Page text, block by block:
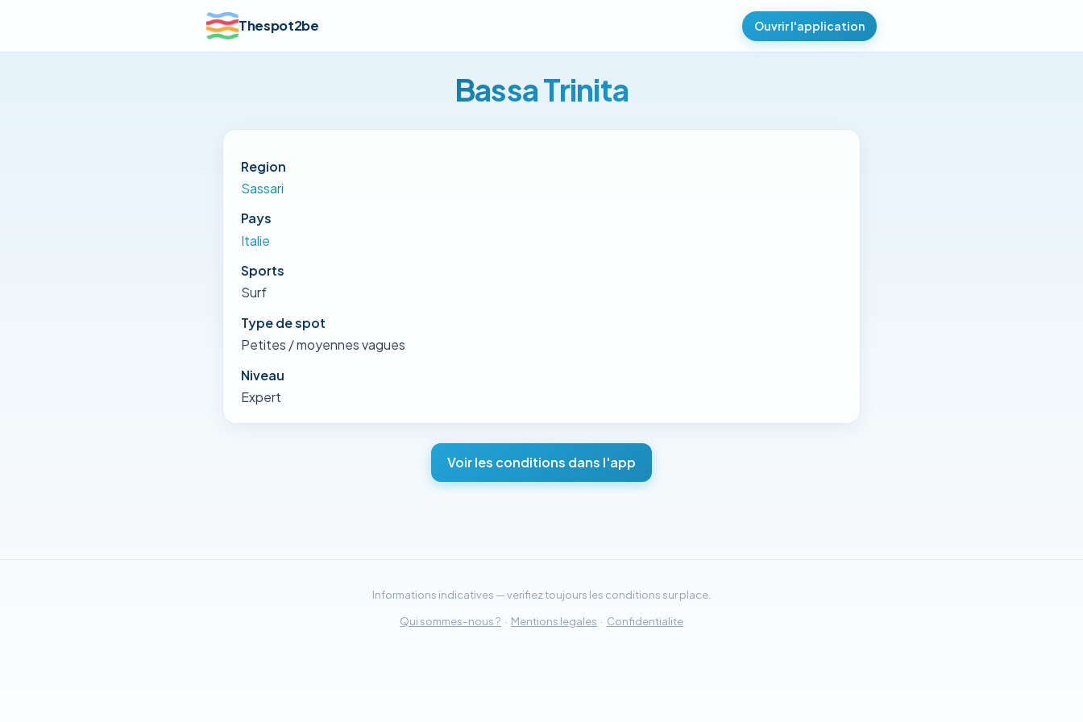
Thespot2be Ouvrir l'application
Bassa Trinita
Region
Sassari
Pays
Italie
Sports
Surf
Type de spot
Petites / moyennes vagues
Niveau
Expert
Voir les conditions dans l'app
Informations indicatives — verifiez toujours les conditions sur place.
Qui sommes-nous ? · Mentions legales · Confidentialite